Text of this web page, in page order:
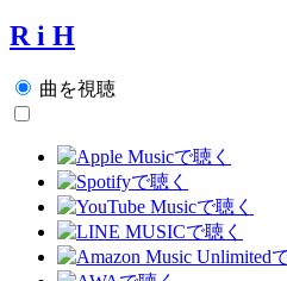
R i H
曲を視聴